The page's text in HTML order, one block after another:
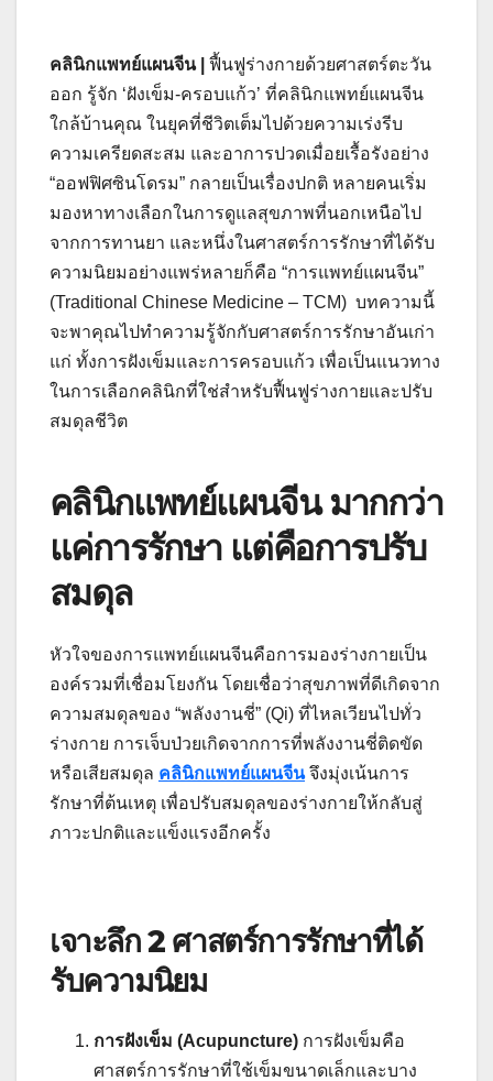
คลินิกแพทย์แผนจีน | ฟื้นฟูร่างกายด้วยศาสตร์ตะวัน
ออก รู้จัก ‘ฝังเข็ม-ครอบแก้ว’ ที่คลินิกแพทย์แผนจีน
ใกล้บ้านคุณ ในยุคที่ชีวิตเต็มไปด้วยความเร่งรีบ
ความเครียดสะสม และอาการปวดเมื่อยเรื้อรังอย่าง
“ออฟฟิศซินโดรม” กลายเป็นเรื่องปกติ หลายคนเริ่ม
มองหาทางเลือกในการดูแลสุขภาพที่นอกเหนือไป
จากการทานยา และหนึ่งในศาสตร์การรักษาที่ได้รับ
ความนิยมอย่างแพร่หลายก็คือ “การแพทย์แผนจีน”
(Traditional Chinese Medicine – TCM) บทความนี้
จะพาคุณไปทำความรู้จักกับศาสตร์การรักษาอันเก่า
แก่ ทั้งการฝังเข็มและการครอบแก้ว เพื่อเป็นแนวทาง
ในการเลือกคลินิกที่ใช่สำหรับฟื้นฟูร่างกายและปรับ
สมดุลชีวิต
คลินิกแพทย์แผนจีน มากกว่า
แค่การรักษา แต่คือการปรับ
สมดุล
หัวใจของการแพทย์แผนจีนคือการมองร่างกายเป็น
องค์รวมที่เชื่อมโยงกัน โดยเชื่อว่าสุขภาพที่ดีเกิดจาก
ความสมดุลของ “พลังงานชี่” (Qi) ที่ไหลเวียนไปทั่ว
ร่างกาย การเจ็บป่วยเกิดจากการที่พลังงานชี่ติดขัด
หรือเสียสมดุล คลินิกแพทย์แผนจีน จึงมุ่งเน้นการ
รักษาที่ต้นเหตุ เพื่อปรับสมดุลของร่างกายให้กลับสู่
ภาวะปกติและแข็งแรงอีกครั้ง
เจาะลึก 2 ศาสตร์การรักษาที่ได้
รับความนิยม
การฝังเข็ม (Acupuncture) การฝังเข็มคือ
ศาสตร์การรักษาที่ใช้เข็มขนาดเล็กและบาง